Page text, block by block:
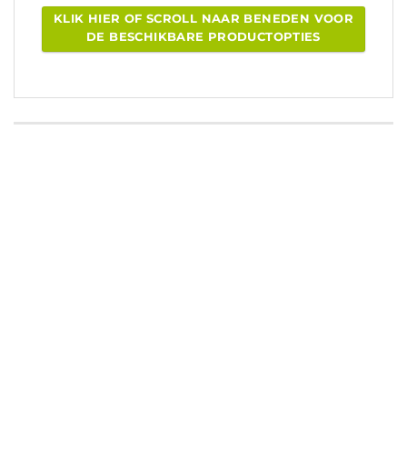
KLIK HIER OF SCROLL NAAR BENEDEN VOOR
DE BESCHIKBARE PRODUCTOPTIES